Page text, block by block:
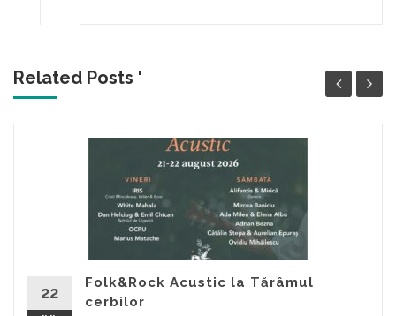
Related Posts '
22
Folk&Rock Acustic la Tărâmul
cerbilor